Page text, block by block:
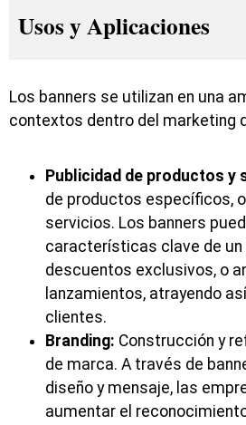
Usos y Aplicaciones
Los banners se utilizan en una
contextos dentro del marketing
Publicidad de productos y
de productos específicos,
servicios. Los banners
características clave de
descuentos exclusivos, o
lanzamientos, atrayendo
clientes.
Branding: Construcción y
de marca. A través de
diseño y mensaje, las
aumentar el